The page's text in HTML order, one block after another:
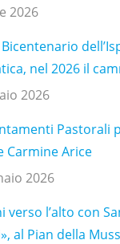
2026
nel 2026 il
2026
Pastorali
Carmine Arice
2026
verso l’alto con
al Pian della